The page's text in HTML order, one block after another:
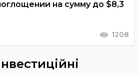
на сумму до $8,3
1208